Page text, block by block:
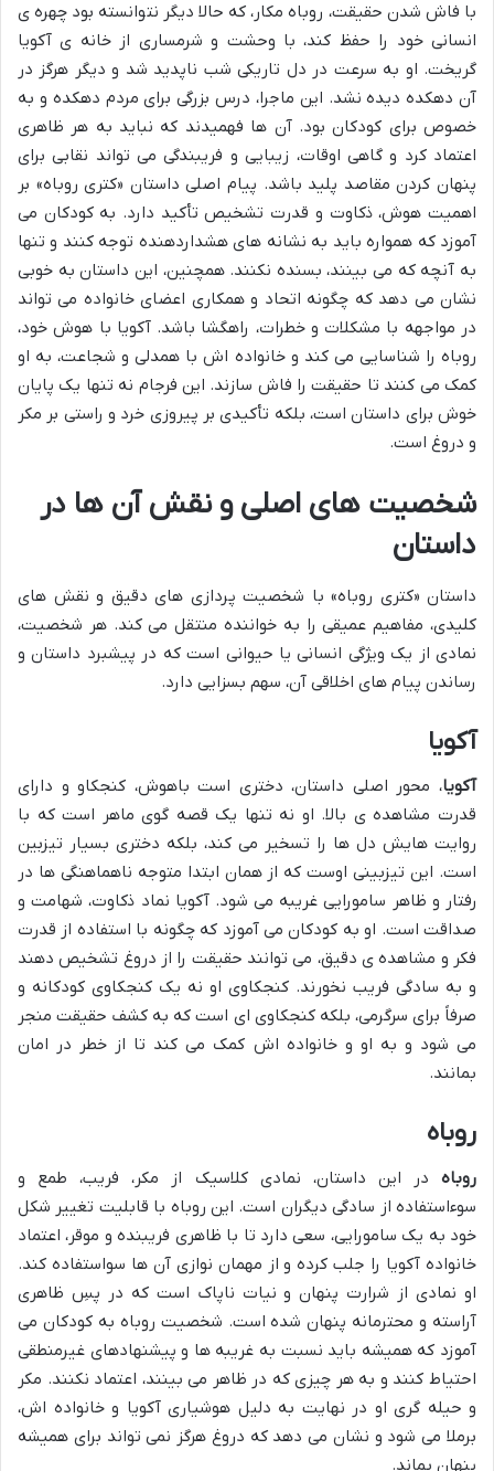
با فاش شدن حقیقت، روباه مکار، که حالا دیگر نتوانسته بود چهره ی
انسانی خود را حفظ کند، با وحشت و شرمساری از خانه ی آکویا
گریخت. او به سرعت در دل تاریکی شب ناپدید شد و دیگر هرگز در
آن دهکده دیده نشد. این ماجرا، درس بزرگی برای مردم دهکده و به
خصوص برای کودکان بود. آن ها فهمیدند که نباید به هر ظاهری
اعتماد کرد و گاهی اوقات، زیبایی و فریبندگی می تواند نقابی برای
پنهان کردن مقاصد پلید باشد. پیام اصلی داستان «کتری روباه» بر
اهمیت هوش، ذکاوت و قدرت تشخیص تأکید دارد. به کودکان می
آموزد که همواره باید به نشانه های هشداردهنده توجه کنند و تنها
به آنچه که می بینند، بسنده نکنند. همچنین، این داستان به خوبی
نشان می دهد که چگونه اتحاد و همکاری اعضای خانواده می تواند
در مواجهه با مشکلات و خطرات، راهگشا باشد. آکویا با هوش خود،
روباه را شناسایی می کند و خانواده اش با همدلی و شجاعت، به او
کمک می کنند تا حقیقت را فاش سازند. این فرجام نه تنها یک پایان
خوش برای داستان است، بلکه تأکیدی بر پیروزی خرد و راستی بر مکر
و دروغ است.
شخصیت های اصلی و نقش آن ها در
داستان
داستان «کتری روباه» با شخصیت پردازی های دقیق و نقش های
کلیدی، مفاهیم عمیقی را به خواننده منتقل می کند. هر شخصیت،
نمادی از یک ویژگی انسانی یا حیوانی است که در پیشبرد داستان و
رساندن پیام های اخلاقی آن، سهم بسزایی دارد.
آکویا
آکویا، محور اصلی داستان، دختری است باهوش، کنجکاو و دارای
قدرت مشاهده ی بالا. او نه تنها یک قصه گوی ماهر است که با
روایت هایش دل ها را تسخیر می کند، بلکه دختری بسیار تیزبین
است. این تیزبینی اوست که از همان ابتدا متوجه ناهماهنگی ها در
رفتار و ظاهر سامورایی غریبه می شود. آکویا نماد ذکاوت، شهامت و
صداقت است. او به کودکان می آموزد که چگونه با استفاده از قدرت
فکر و مشاهده ی دقیق، می توانند حقیقت را از دروغ تشخیص دهند
و به سادگی فریب نخورند. کنجکاوی او نه یک کنجکاوی کودکانه و
صرفاً برای سرگرمی، بلکه کنجکاوی ای است که به کشف حقیقت منجر
می شود و به او و خانواده اش کمک می کند تا از خطر در امان
بمانند.
روباه
روباه در این داستان، نمادی کلاسیک از مکر، فریب، طمع و
سوءاستفاده از سادگی دیگران است. این روباه با قابلیت تغییر شکل
خود به یک سامورایی، سعی دارد تا با ظاهری فریبنده و موقر، اعتماد
خانواده آکویا را جلب کرده و از مهمان نوازی آن ها سواستفاده کند.
او نمادی از شرارت پنهان و نیات ناپاک است که در پسِ ظاهری
آراسته و محترمانه پنهان شده است. شخصیت روباه به کودکان می
آموزد که همیشه باید نسبت به غریبه ها و پیشنهادهای غیرمنطقی
احتیاط کنند و به هر چیزی که در ظاهر می بینند، اعتماد نکنند. مکر
و حیله گری او در نهایت به دلیل هوشیاری آکویا و خانواده اش،
برملا می شود و نشان می دهد که دروغ هرگز نمی تواند برای همیشه
پنهان بماند.